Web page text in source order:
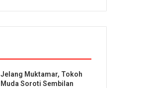
Jelang Muktamar, Tokoh
Muda Soroti Sembilan